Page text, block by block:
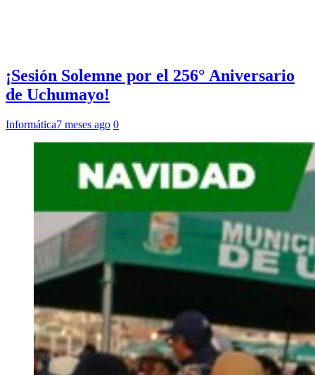
¡Sesión Solemne por el 256° Aniversario
de Uchumayo!
Informática7 meses ago 0